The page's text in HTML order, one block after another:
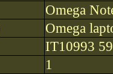
Omega
Omega
IT10993
1